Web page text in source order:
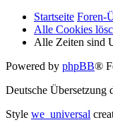
Startseite Foren-
Alle Cookies
Alle Zeiten sind
Powered by phpBB®
Deutsche Übersetzung
Style we_universal